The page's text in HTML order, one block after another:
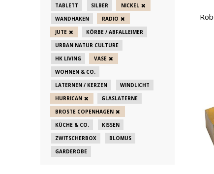
TABLETT SILBER
NICKEL
WANDHAKEN
RADIO
JUTE
KÖRBE / ABFALLEIMER
URBAN NATUR CULTURE
HK LIVING
VASE
WOHNEN & CO.
LATERNEN / KERZEN
WINDLICHT
HURRICAN
GLASLATERNE
BROSTE COPENHAGEN
KÜCHE & CO.
KISSEN
ZWITSCHERBOX
BLOMUS
GARDEROBE